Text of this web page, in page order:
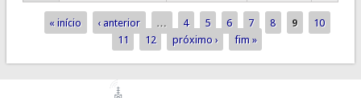
Páginas
« início ‹ anterior … 4 5 6 7 8 9
10
11
12 próximo › fim »